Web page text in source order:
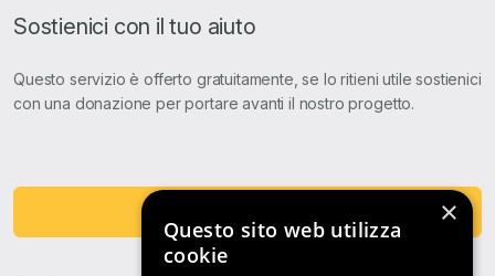
Sostienici con il tuo aiuto
Questo servizio è offerto gratuitamente, se lo ritieni utile sostienici
con una donazione per portare avanti il nostro progetto.
×
Questo sito web utilizza
cookie